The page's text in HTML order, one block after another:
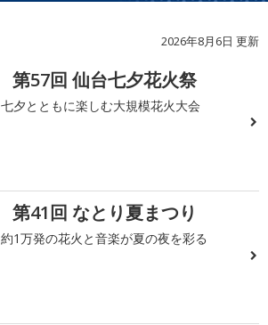
2026年8月6日 更新
第57回 仙台七夕花火祭
七夕とともに楽しむ大規模花火大会
第41回 なとり夏まつり
約1万発の花火と音楽が夏の夜を彩る